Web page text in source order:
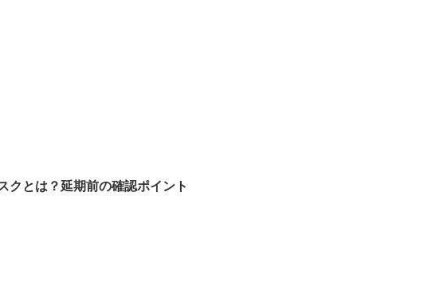
クとは？延期前の確認ポイント